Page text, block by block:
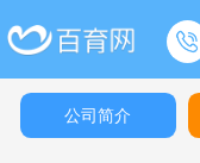
公司简介